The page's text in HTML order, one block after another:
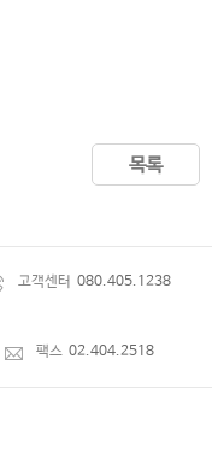
목록
고객센터 080.405.1238
팩스 02.404.2518